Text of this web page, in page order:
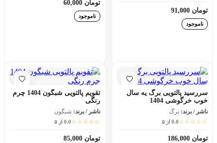
تومان 91,000
ناموجود
تومان 60,000
ناموجود
سررسید پالتویی برگ یه سال
خوب خرگوشی 1404
ناشر / برند: برگ
☆☆☆☆☆0.0 از ۵
تومان 186,000
تقویم پالتویی شبگون 1404 چرم
رنگی
ناشر / برند: شبگون
☆☆☆☆☆0.0 از ۵
تومان 85,000